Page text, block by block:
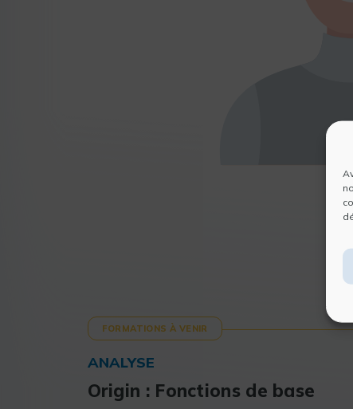
FORMATIONS À VENIR
ANALYSE
Origin : Fonctions de base